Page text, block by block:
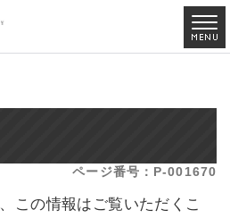
ページ番号：P-001670
この情報はご覧いただくこ